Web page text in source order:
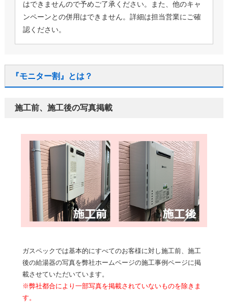
はできませんので予めご了承ください。また、他のキャ
ンペーンとの併用はできません。詳細は担当営業にご確
認ください。
『モニター割』とは？
施工前、施工後の写真掲載
ガスペックでは基本的にすべてのお客様に対し施工前、施工
後の給湯器の写真を弊社ホームページの施工事例ページに掲
載させていただいています。
※弊社都合により一部写真を掲載されていないものを除きま
す。